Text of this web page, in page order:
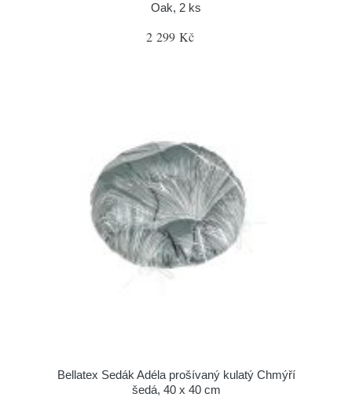
Oak, 2 ks
2 299 Kč
Bellatex Sedák Adéla prošívaný kulatý Chmýří
šedá, 40 x 40 cm